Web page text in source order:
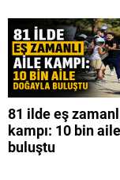
81 ilde eş
kampı: 10 bin
buluştu